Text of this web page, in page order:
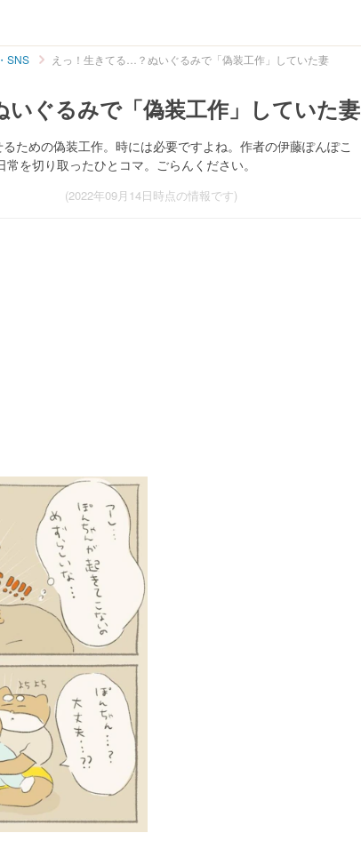
SNS えっ！生きてる…？ぬいぐるみで「偽装工作」していた妻
ぐるみで「偽装工作」していた妻
ための偽装工作。時には必要ですよね。作者の伊藤ぽんぽこ
を切り取ったひとコマ。ごらんください。
(2022年09月14日時点の情報です)